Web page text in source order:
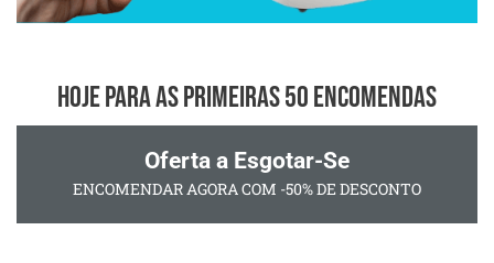
hoje para as primeiras 50 encomendas
Oferta a Esgotar-Se
ENCOMENDAR AGORA COM -50% DE DESCONTO